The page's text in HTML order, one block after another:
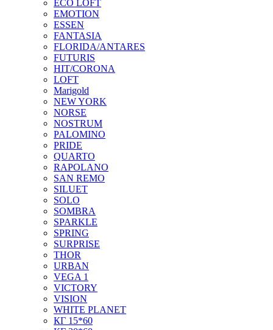
ECO LOFT
EMOTION
ESSEN
FANTASIA
FLORIDA/ANTARES
FUTURIS
HIT/CORONA
LOFT
Marigold
NEW YORK
NORSE
NOSTRUM
PALOMINO
PRIDE
QUARTO
RAPOLANO
SAN REMO
SILUET
SOLO
SOMBRA
SPARKLE
SPRING
SURPRISE
THOR
URBAN
VEGA 1
VICTORY
VISION
WHITE PLANET
КГ 15*60